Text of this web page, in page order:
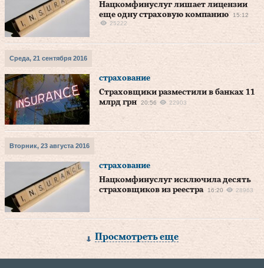
Нацкомфинуслуг лишает лицензии
еще одну страховую компанию
15:12
25222
Среда, 21 сентября 2016
страхование
Страховщики разместили в банках 11
млрд грн
20:56 22903
Вторник, 23 августа 2016
страхование
Нацкомфинуслуг исключила десять
страховщиков из реестра
16:20 28963
Просмотреть еще